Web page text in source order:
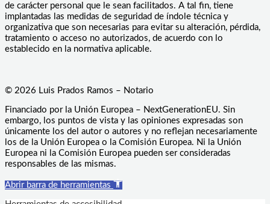
de carácter personal que le sean facilitados. A tal fin, tiene
implantadas las medidas de seguridad de índole técnica y
organizativa que son necesarias para evitar su alteración, pérdida,
tratamiento o acceso no autorizados, de acuerdo con lo
establecido en la normativa aplicable.
© 2026 Luis Prados Ramos – Notario
Financiado por la Unión Europea – NextGenerationEU. Sin
embargo, los puntos de vista y las opiniones expresadas son
únicamente los del autor o autores y no reflejan necesariamente
los de la Unión Europea o la Comisión Europea. Ni la Unión
Europea ni la Comisión Europea pueden ser consideradas
responsables de las mismas.
Abrir barra de herramientas